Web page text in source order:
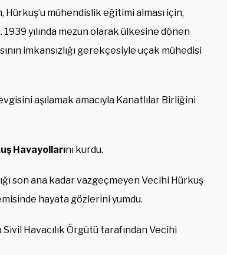
Hürkuş’u mühendislik eğitimi alması için,
yılında mezun olarak ülkesine dönen
imkansızlığı gerekçesiyle uçak mühedisi
aşılamak amacıyla Kanatlılar Birliğini
Havayollarını kurdu.
son ana kadar vazgeçmeyen Vecihi Hürkuş
hayata gözlerini yumdu.
Sivil Havacılık Örgütü tarafından Vecihi